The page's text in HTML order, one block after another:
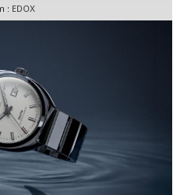
: EDOX